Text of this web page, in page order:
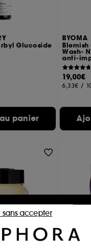
Glucoside
panier
BYOMA
Wash-
anti-
19,00€
6,33€ /
Eye Base
sans accepter